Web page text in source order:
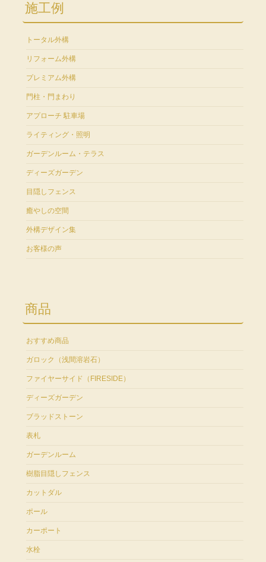
施工例
トータル外構
リフォーム外構
プレミアム外構
門柱・門まわり
アプローチ 駐車場
ライティング・照明
ガーデンルーム・テラス
ディーズガーデン
目隠しフェンス
癒やしの空間
外構デザイン集
お客様の声
商品
おすすめ商品
ガロック（浅間溶岩石）
ファイヤーサイド（FIRESIDE）
ディーズガーデン
ブラッドストーン
表札
ガーデンルーム
樹脂目隠しフェンス
カットダル
ポール
カーポート
水栓